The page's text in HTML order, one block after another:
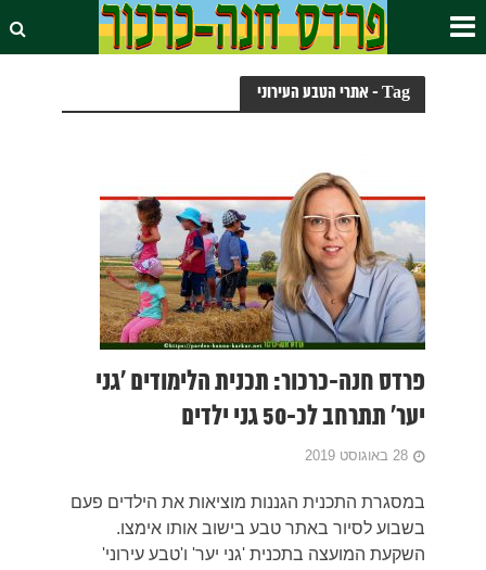
Tag - אתרי הטבע העירוני
פרדס חנה-כרכור: תכנית הלימודים 'גני
יער' תתרחב לכ-50 גני ילדים
28 באוגוסט 2019
במסגרת התכנית הגננות מוציאות את הילדים פעם
בשבוע לסיור באתר טבע בישוב אותו אימצו.
השקעת המועצה בתכנית 'גני יער' ו'טבע עירוני'